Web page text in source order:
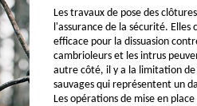
Les travaux de pose des
l'assurance de la sécurité.
efficace pour la dissuasion
cambrioleurs et les intrus
autre côté, il y a la limitation de
sauvages qui représentent un
Les opérations de mise en